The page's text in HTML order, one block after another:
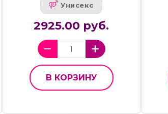
Унисекс
2925.00 руб.
В КОРЗИНУ